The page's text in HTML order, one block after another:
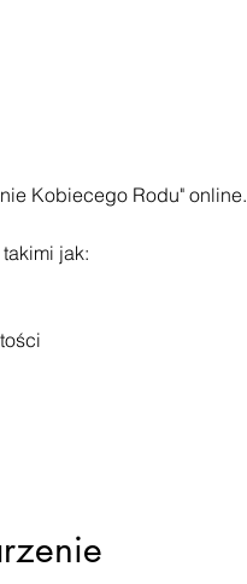
Kobiecego Rodu" online.
jak: